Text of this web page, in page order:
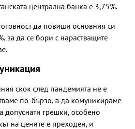
централна банка е 3,75%.
да повиши основния си
за да се бори с нарастващите
скок след пандемията не е
по-бързо, а да комуникираме
допуснати грешки, особено
на цените е преходен, и